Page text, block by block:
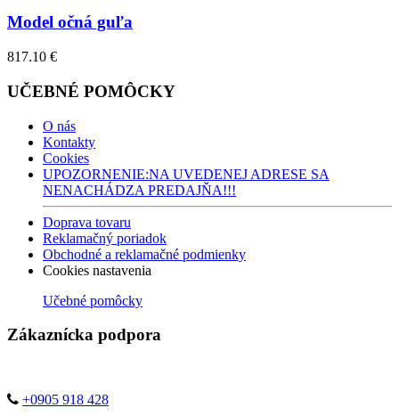
Model očná guľa
817.10 €
UČEBNÉ POMÔCKY
O nás
Kontakty
Cookies
UPOZORNENIE:NA UVEDENEJ ADRESE SA
NENACHÁDZA PREDAJŇA!!!
Doprava tovaru
Reklamačný poriadok
Obchodné a reklamačné podmienky
Cookies nastavenia
Učebné pomôcky
Zákaznícka podpora
+0905 918 428